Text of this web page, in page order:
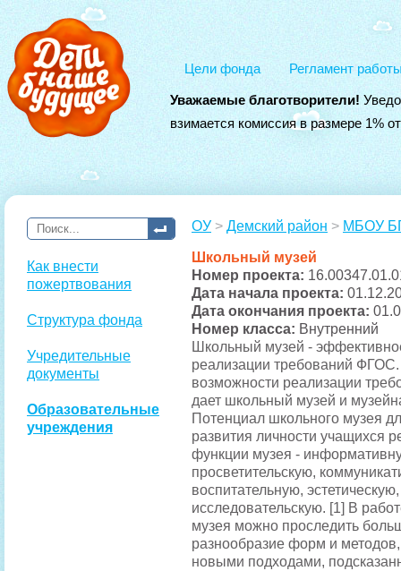
Цели фонда Регламент
Уважаемые благотворители!
взимается комиссия в размере 1%
Как внести
пожертвования
Структура фонда
Учредительные
документы
Образовательные
учреждения
ОУ > Демский район > МБОУ
Школьный музей
Номер проекта:
Дата начала проекта:
Дата окончания проекта:
Номер класса: Внутренний
Школьный музей -
реализации требований ФГОС.
возможности реализации
дает школьный музей и
Потенциал школьного музея
развития личности учащихся
функции музея -
просветительскую,
воспитательную, эстетическую,
исследовательскую. [1] В
музея можно проследить
разнообразие форм и
новыми подходами,